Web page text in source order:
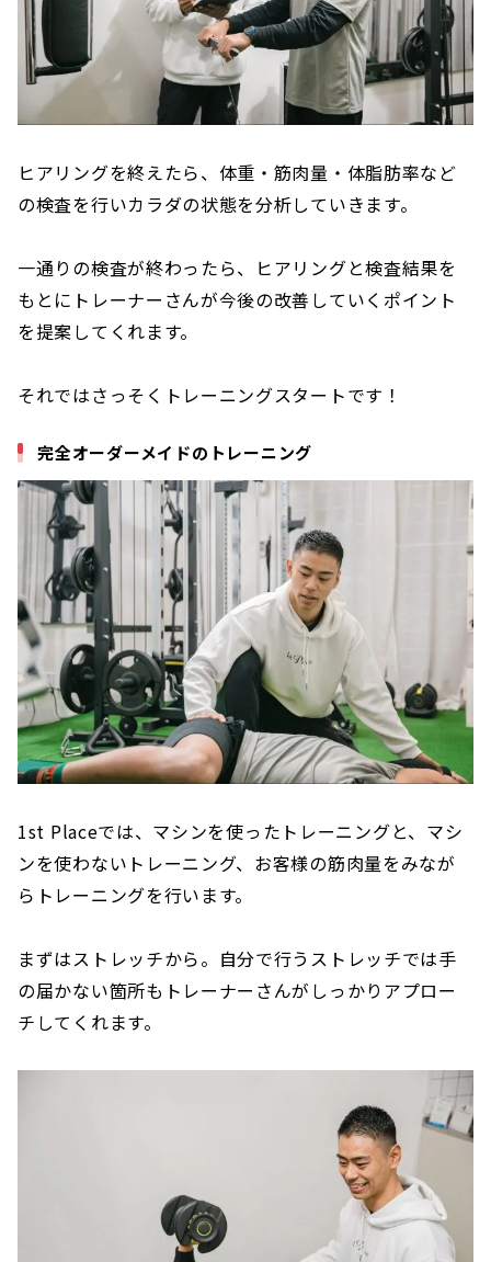
ヒアリングを終えたら、体重・筋肉量・体脂肪率など
の検査を行いカラダの状態を分析していきます。
一通りの検査が終わったら、ヒアリングと検査結果を
もとにトレーナーさんが今後の改善していくポイント
を提案してくれます。
それではさっそくトレーニングスタートです！
完全オーダーメイドのトレーニング
1st Placeでは、マシンを使ったトレーニングと、マシ
ンを使わないトレーニング、お客様の筋肉量をみなが
らトレーニングを行います。
まずはストレッチから。自分で行うストレッチでは手
の届かない箇所もトレーナーさんがしっかりアプロー
チしてくれます。